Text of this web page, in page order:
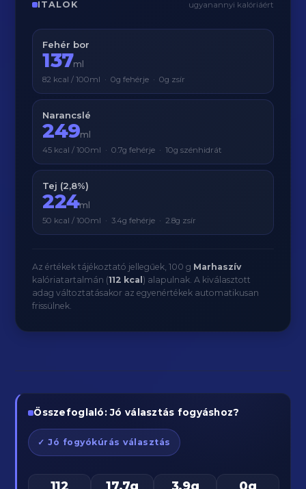
ITALOK ugyanannyi kalóriáért
Fehér bor
137ml
82 kcal / 100ml · 0g fehérje · 0g zsír
Narancslé
249ml
45 kcal / 100ml · 0.7g fehérje · 10g szénhidrát
Tej (2,8%)
224ml
50 kcal / 100ml · 3.4g fehérje · 2.8g zsír
Az értékek tájékoztató jellegűek, 100 g Marhaszív
kalóriatartalmán (112 kcal ) alapulnak. A kiválasztott
adag változtatásakor az egyenértékek automatikusan
frissülnek.
Összefoglaló: Jó választás fogyáshoz?
✓ Jó fogyókúrás választás
112 17.7g 3.9g 0g